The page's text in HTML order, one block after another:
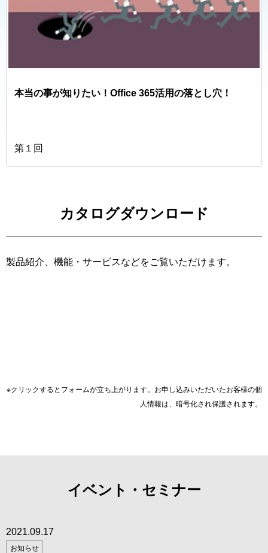
本当の事が知りたい！Office 365活用の落とし穴！
第１回
カタログダウンロード
製品紹介、機能・サービスなどをご覧いただけます。
※クリックするとフォームが立ち上がります。お申し込みいただいたお客様の個
人情報は、暗号化され保護されます。
イベント・セミナー
2021.09.17
お知らせ